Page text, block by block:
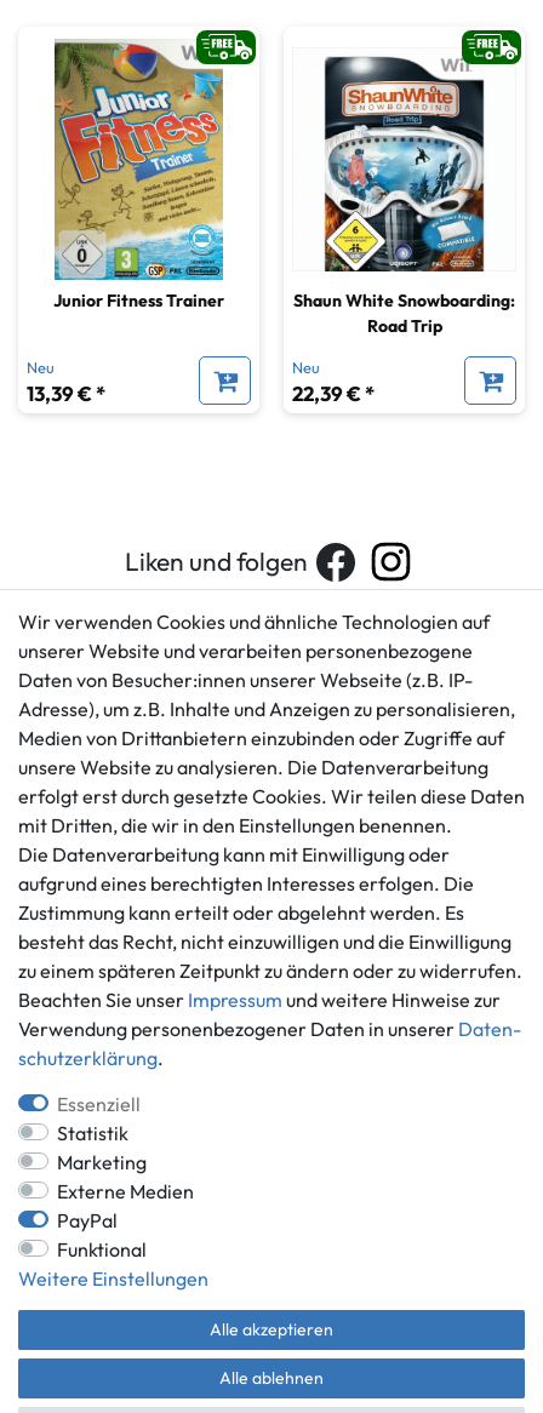
Junior Fitness Trainer
Neu
13,39 € *
Shaun White Snowboarding:
Road Trip
Neu
22,39 € *
Liken und folgen
Kundenservice
+49 421 596586
Mo. - Fr. 9 - 16 Uhr
info@gameworld.de
Kontaktformular
Rechtliches
AGB
Impressum
Datenschutzerklärung
Barrierefreiheitserklärung
Widerrufs­recht
Vertrag widerrufen
Informationen
Ankauf
Über uns
Häufig gestellte Fragen
Zahlung und Versand
Batterieentsorgung
Zahlungsmöglichkeiten
*Alle Preise inkl. gesetzlicher MwSt.,
** gilt für Lieferungen innerhalb Deutschlands, Lieferzeiten für andere
Länder entnehmen Sie bitte der Schaltfläche mit den
Versandinformationen.
© Game World 2026 | Alle Rechte vorbehalten.
Wir verwenden Cookies und ähnliche Technologien auf
unserer Website und verarbeiten personenbezogene
Daten von Besucher:innen unserer Webseite (z.B. IP-
Adresse), um z.B. Inhalte und Anzeigen zu personalisieren,
Medien von Drittanbietern einzubinden oder Zugriffe auf
unsere Website zu analysieren. Die Datenverarbeitung
erfolgt erst durch gesetzte Cookies. Wir teilen diese Daten
mit Dritten, die wir in den Einstellungen benennen.
Die Datenverarbeitung kann mit Einwilligung oder
aufgrund eines berechtigten Interesses erfolgen. Die
Zustimmung kann erteilt oder abgelehnt werden. Es
besteht das Recht, nicht einzuwilligen und die Einwilligung
zu einem späteren Zeitpunkt zu ändern oder zu widerrufen.
Beachten Sie unser Impressum und weitere Hinweise zur
Verwendung personenbezogener Daten in unserer Daten­
schutz­erklärung.
Essenziell
Statistik
Marketing
Externe Medien
PayPal
Funktional
Weitere Einstellungen
Alle akzeptieren
Alle ablehnen